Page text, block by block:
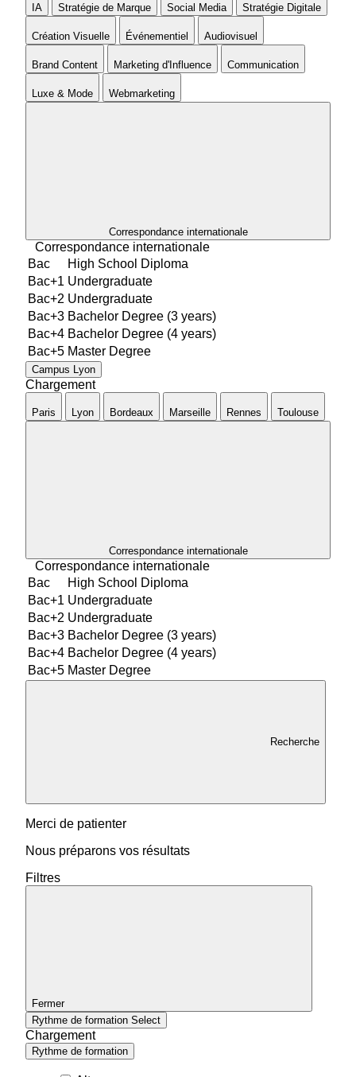
IA Stratégie de Marque Social Media Stratégie Digitale
Création Visuelle Événementiel Audiovisuel
Brand Content Marketing d'Influence Communication
Luxe & Mode Webmarketing
Correspondance internationale
Correspondance internationale
Bac
High School Diploma
Bac+1 Undergraduate
Bac+2 Undergraduate
Bac+3 Bachelor Degree (3 years)
Bac+4 Bachelor Degree (4 years)
Bac+5 Master Degree
Campus Lyon
Chargement
Paris Lyon Bordeaux Marseille Rennes Toulouse
Correspondance internationale
Correspondance internationale
Bac
High School Diploma
Bac+1 Undergraduate
Bac+2 Undergraduate
Bac+3 Bachelor Degree (3 years)
Bac+4 Bachelor Degree (4 years)
Bac+5 Master Degree
Recherche
Merci de patienter
Nous préparons vos résultats
Filtres
Fermer
Rythme de formation Select
Chargement
Rythme de formation